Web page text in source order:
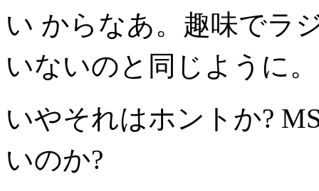
い からなあ。趣味でラ
いないのと同じように。
いやそれはホントか?
いのか?